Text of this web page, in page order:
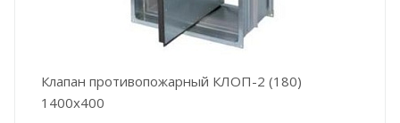
Клапан противопожарный КЛОП-2 (180)
1400x400